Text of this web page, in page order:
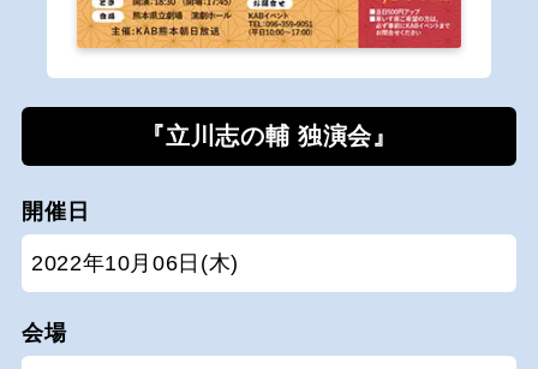
『立川志の輔 独演会』
開催日
2022年10月06日(木)
会場